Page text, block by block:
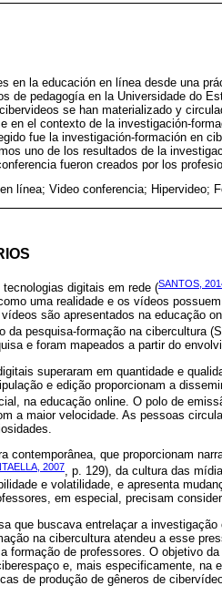
en la educación en línea desde una
de pedagogía en la Universidade do
se han materializado y
en el contexto de la investigación-
fue la investigación-formación en
uno de los resultados de la
fueron creados por los
línea; Video conferencia; Hipervideo;
digitais em rede (SANTOS,
uma realidade e os vídeos
são apresentados na educação
da pesquisa-formação na cibercultura
e foram mapeados a partir do
superaram em quantidade e
e edição proporcionam a
na educação online. O polo de
a maior velocidade. As pessoas
contemporânea, que proporcionam
2007, p. 129), da cultura das
e volatilidade, e apresenta
em especial, precisam
que buscava entrelaçar a
na cibercultura atendeu a esse
formação de professores. O objetivo
e, mais especificamente, na
de produção de gêneros de